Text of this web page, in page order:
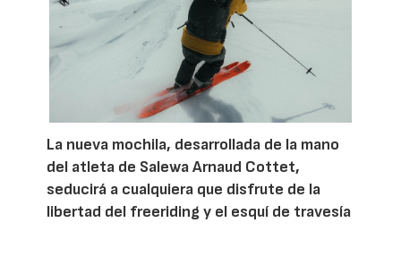
La nueva mochila, desarrollada de la mano
del atleta de Salewa Arnaud Cottet,
seducirá a cualquiera que disfrute de la
libertad del freeriding y el esquí de travesía